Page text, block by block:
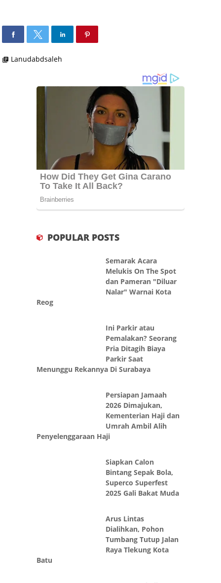
library_books Lanudabdsaleh
POPULAR POSTS
Semarak Acara
Melukis On The Spot
dan Pameran "Diluar
Nalar" Warnai Kota
Reog
Ini Parkir atau
Pemalakan? Seorang
Pria Ditagih Biaya
Parkir Saat
Menunggu Rekannya Di Surabaya
Persiapan Jamaah
2026 Dimajukan,
Kementerian Haji dan
Umrah Ambil Alih
Penyelenggaraan Haji
Siapkan Calon
Bintang Sepak Bola,
Superco Superfest
2025 Gali Bakat Muda
Arus Lintas
Dialihkan, Pohon
Tumbang Tutup Jalan
Raya Tlekung Kota
Batu